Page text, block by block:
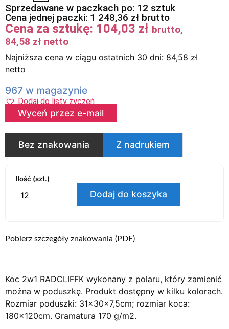
Sprzedawane w paczkach po: 12 sztuk
Cena jednej paczki: 1 248,36 zł brutto
Cena za sztukę: 104,03 zł brutto,
84,58 zł netto
Najniższa cena w ciągu ostatnich 30 dni: 84,58 zł
netto
967 w magazynie
Dodaj do listy życzeń
Wyceń przez e-mail
Bez znakowania Z nadrukiem
Ilość (szt.)
Dodaj do koszyka
Pobierz szczegóły znakowania (PDF)
Koc 2w1 RADCLIFFK wykonany z polaru, który zamienić
można w poduszkę. Produkt dostępny w kilku kolorach.
Rozmiar poduszki: 31x30x7,5cm; rozmiar koca:
180x120cm. Gramatura 170 g/m2.